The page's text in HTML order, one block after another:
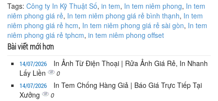
Tags: Công ty In Kỹ Thuật Số, in tem, In tem niêm phong, In tem
niêm phong giá rẻ, In tem niêm phong giá rẻ bình thạnh, In tem
niêm phong giá rẻ hcm, In tem niêm phong giá rẻ sài gòn, In tem
niêm phong giá rẻ tphcm, in tem niêm phong offset
Bài viết mới hơn
14/07/2026
In Ảnh Từ Điện Thoại | Rửa Ảnh Giá Rẻ, In Nhanh
Lấy Liền
0
14/07/2026
In Tem Chống Hàng Giả | Báo Giá Trực Tiếp Tại
Xưởng
0